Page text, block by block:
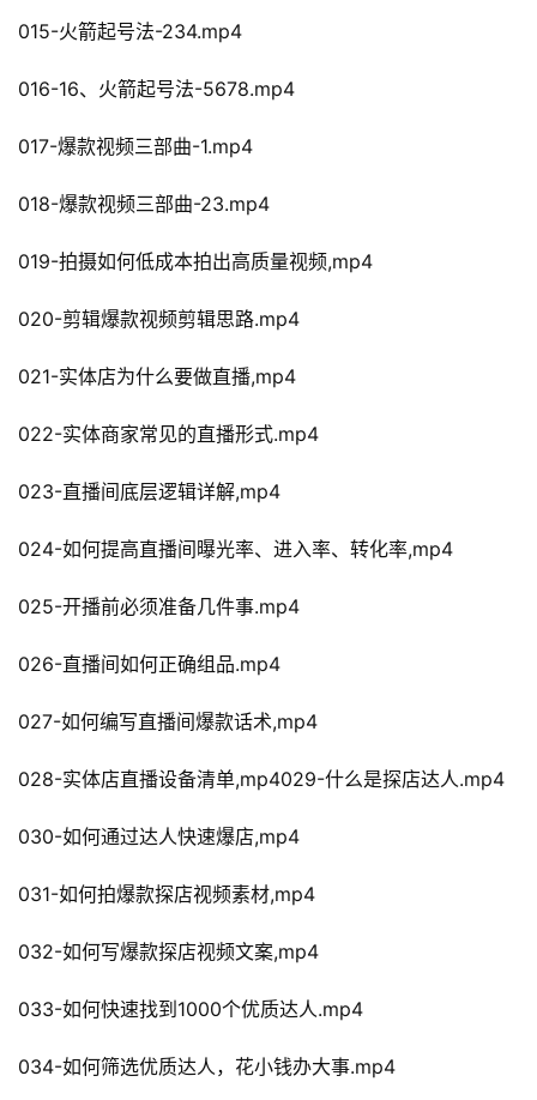
015-火箭起号法-234.mp4
016-16、火箭起号法-5678.mp4
017-爆款视频三部曲-1.mp4
018-爆款视频三部曲-23.mp4
019-拍摄如何低成本拍出高质量视频,mp4
020-剪辑爆款视频剪辑思路.mp4
021-实体店为什么要做直播,mp4
022-实体商家常见的直播形式.mp4
023-直播间底层逻辑详解,mp4
024-如何提高直播间曝光率、进入率、转化率,mp4
025-开播前必须准备几件事.mp4
026-直播间如何正确组品.mp4
027-如何编写直播间爆款话术,mp4
028-实体店直播设备清单,mp4029-什么是探店达人.mp4
030-如何通过达人快速爆店,mp4
031-如何拍爆款探店视频素材,mp4
032-如何写爆款探店视频文案,mp4
033-如何快速找到1000个优质达人.mp4
034-如何筛选优质达人，花小钱办大事.mp4